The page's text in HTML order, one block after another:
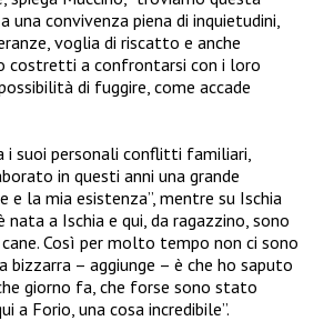
convivenza piena di inquietudini,
voglia di riscatto e anche
costretti a confrontarsi con i loro
di fuggire, come accade
i suoi personali conflitti familiari,
in questi anni una grande
e la mia esistenza”, mentre su Ischia
nata a Ischia e qui, da ragazzino, sono
Così per molto tempo non ci sono
bizzarra – aggiunge – è che ho saputo
giorno fa, che forse sono stato
a Forio, una cosa incredibile”.